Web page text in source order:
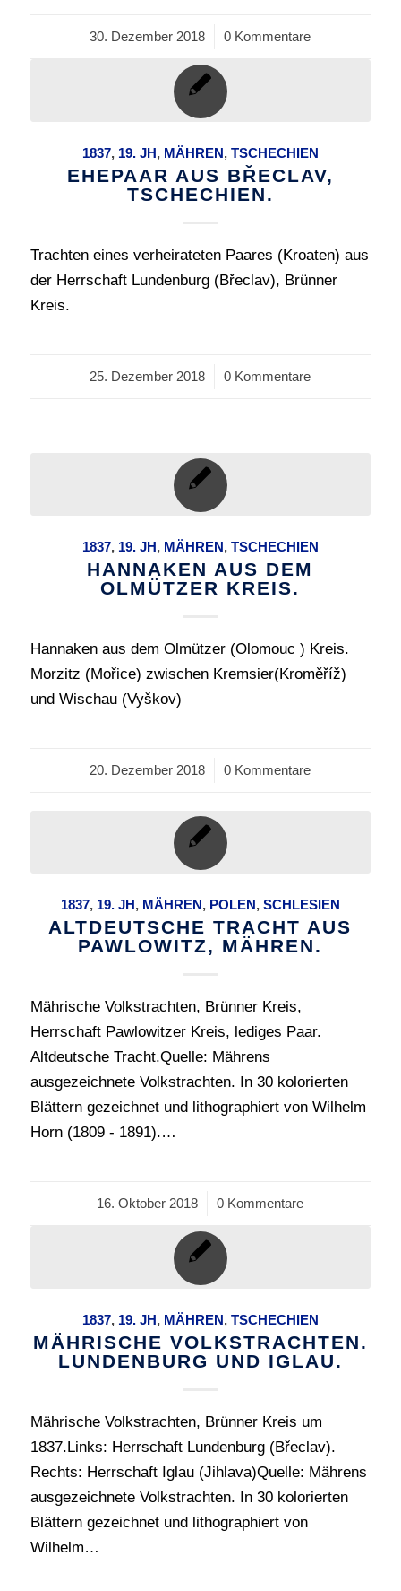
30. Dezember 2018
/ 0 Kommentare
1837, 19. JH, MÄHREN, TSCHECHIEN
EHEPAAR AUS BŘECLAV,
TSCHECHIEN.
Trachten eines verheirateten Paares (Kroaten) aus
der Herrschaft Lundenburg (Břeclav), Brünner
Kreis.
25. Dezember 2018
/ 0 Kommentare
1837, 19. JH, MÄHREN, TSCHECHIEN
HANNAKEN AUS DEM
OLMÜTZER KREIS.
Hannaken aus dem Olmützer (Olomouc ) Kreis.
Morzitz (Mořice) zwischen Kremsier(Kroměříž)
und Wischau (Vyškov)
20. Dezember 2018
/ 0 Kommentare
1837, 19. JH, MÄHREN, POLEN, SCHLESIEN
ALTDEUTSCHE TRACHT AUS
PAWLOWITZ, MÄHREN.
Mährische Volkstrachten, Brünner Kreis,
Herrschaft Pawlowitzer Kreis, lediges Paar.
Altdeutsche Tracht.Quelle: Mährens
ausgezeichnete Volkstrachten. In 30 kolorierten
Blättern gezeichnet und lithographiert von Wilhelm
Horn (1809 - 1891).…
16. Oktober 2018
/ 0 Kommentare
1837, 19. JH, MÄHREN, TSCHECHIEN
MÄHRISCHE VOLKSTRACHTEN.
LUNDENBURG UND IGLAU.
Mährische Volkstrachten, Brünner Kreis um
1837.Links: Herrschaft Lundenburg (Břeclav).
Rechts: Herrschaft Iglau (Jihlava)Quelle: Mährens
ausgezeichnete Volkstrachten. In 30 kolorierten
Blättern gezeichnet und lithographiert von
Wilhelm…